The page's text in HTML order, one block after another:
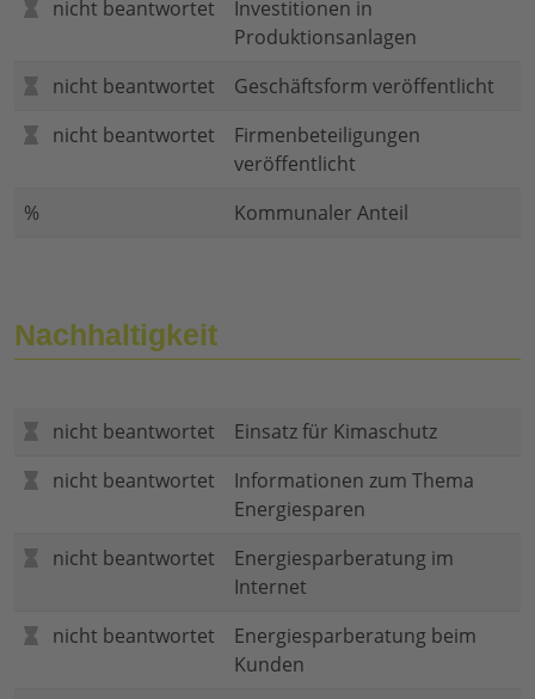
nicht beantwortet
Investitionen in
Produktionsanlagen
nicht beantwortet
Geschäftsform veröffentlicht
nicht beantwortet
Firmenbeteiligungen
veröffentlicht
%
Kommunaler Anteil
Nachhaltigkeit
nicht beantwortet
Einsatz für Kimaschutz
nicht beantwortet
Informationen zum Thema
Energiesparen
nicht beantwortet
Energiesparberatung im
Internet
nicht beantwortet
Energiesparberatung beim
Kunden